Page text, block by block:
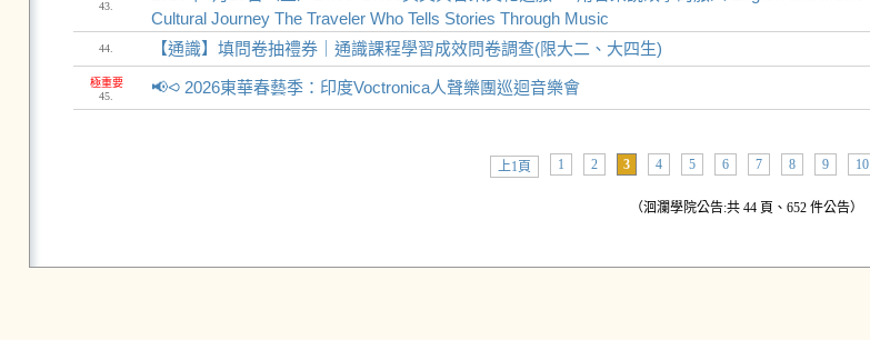
43.
Cultural Journey The Traveler Who Tells Stories Through Music
44. 【通識】填問卷抽禮券｜通識課程學習成效問卷調查(限大二、大四生)
極重要
45.
📢⪦ 2026東華春藝季：印度Voctronica人聲樂團巡迴音樂會
上1頁 1 2 3 4 5 6 7 8 9 10
（洄瀾學院公告:共 44 頁、652 件公告）